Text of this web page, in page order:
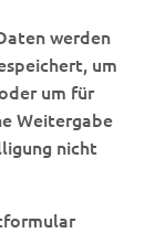
werden
um
um für
Weitergabe
nicht